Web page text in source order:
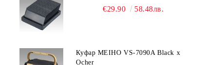
€29.90 58.48лв.
Куфар MEIHO VS-7090A Black x
Ocher